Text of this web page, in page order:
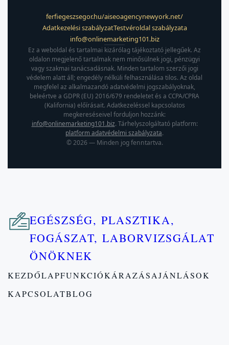
ferfiegeszsegor.hu/aiseoagencynewyork.net/
Adatkezelési szabályzatTestvéroldal szabályzata
info@onlinemarketing101.biz
Ez a weboldal és tartalmai kizárólag tájékoztató jellegűek. Az
oldalon megjelenő tartalmak nem minősülnek jogi, pénzügyi
vagy szakmai tanácsadásnak. Minden tartalom szerzői jogi
védelem alatt áll; engedély nélküli felhasználása tilos. Az oldal
megfelel az alkalmazandó adatvédelmi jogszabályoknak,
beleértve a GDPR (EU) 2016/679 rendeletet és a CCPA/CPRA
(Kalifornia) előírásait. Adatkezeléssel kapcsolatos
megkereséseivel forduljon hozzánk:
info@onlinemarketing101.biz. Tárhelyszolgáltató platform:
platform adatvédelmi szabályzata.
©2026— Minden jog fenntartva.
EGÉSZSÉG, PLASZTIKA,
FOGÁSZAT, LABORVIZSGÁLAT
ÖNÖKNEK
KEZDŐLAPFUNKCIÓKÁRAZÁSAJÁNLÁSOK
KAPCSOLATBLOG